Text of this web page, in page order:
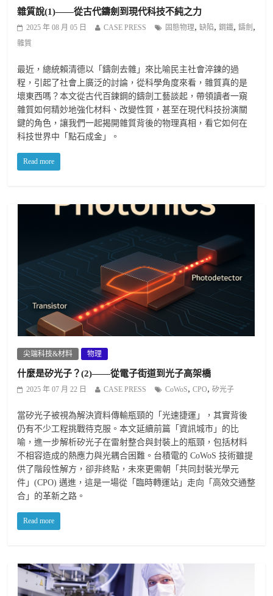
雜質說(1)——從古代鑄劍到現代科技不純之力
2025 年 08 月 05 日 CASE PRESS 固態物理,缺陷,鋼鐵,鑄劍 ,
雜質
最近，總統賴清德以「鑄劍去雜」來比喻民主社會淬鍊的過
程，引起了社會上廣泛的討論，從科學角度來看，雜質真的是
壞東西嗎？本文從古代百鍊鋼的鑄劍工藝談起，帶領讀者一窺
雜質如何精妙地強化材料、改變性質，甚至在現代科技扮演關
鍵的角色，讓我們一起揭開雜質背後的物理真相，看它如何在
科技世界中「點石成金」。
Read more
尖端科技&材料 物理
什麼是矽光子？(2)——從電子街道到光子高架橋
2025 年 07 月 22 日 CASE PRESS CoWoS,CPO,矽光子
當矽光子被視為解決資料傳輸瓶頸的「光速捷運」，其實背後
仍有不少工程挑戰待克服。本文延續前篇「資訊城市」的比
喻，進一步解析矽光子在雷射整合與封裝上的瓶頸，包括材料
不相容造成的熱應力與光耦合困難。台積電的 CoWoS 技術雖提
供了階段性解方，卻非終點，未來更需朝「共同封裝光學元
件」(CPO) 邁進，這是一場從「臨時轉運站」走向「高效交通整
合」的革新之路。
Read more